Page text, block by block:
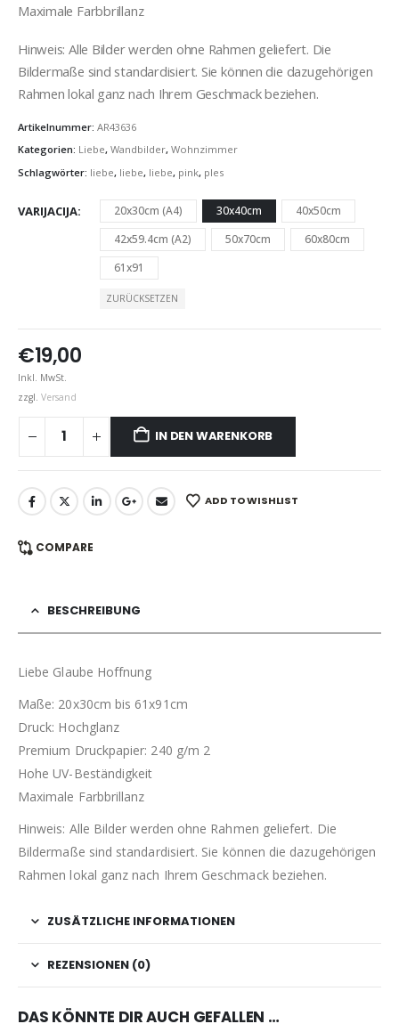
Maximale Farbbrillanz
Hinweis: Alle Bilder werden ohne Rahmen geliefert. Die
Bildermaße sind standardisiert. Sie können die dazugehörigen
Rahmen lokal ganz nach Ihrem Geschmack beziehen.
Artikelnummer: AR43636
Kategorien: Liebe, Wandbilder, Wohnzimmer
Schlagwörter: liebe, liebe, liebe, pink, ples
VARIJACIJA 20x30cm (A4) 30x40cm
40x50cm
42x59.4cm (A2)
50x70cm
60x80cm
61x91
ZURÜCKSETZEN
€19,00
Inkl. MwSt.
zzgl. Versand
IN DEN WARENKORB
ADD TO WISHLIST
COMPARE
BESCHREIBUNG
Liebe Glaube Hoffnung
Maße: 20x30cm bis 61x91cm
Druck: Hochglanz
Premium Druckpapier: 240 g/m 2
Hohe UV-Beständigkeit
Maximale Farbbrillanz
Hinweis: Alle Bilder werden ohne Rahmen geliefert. Die
Bildermaße sind standardisiert. Sie können die dazugehörigen
Rahmen lokal ganz nach Ihrem Geschmack beziehen.
ZUSÄTZLICHE INFORMATIONEN
REZENSIONEN (0)
DAS KÖNNTE DIR AUCH GEFALLEN …